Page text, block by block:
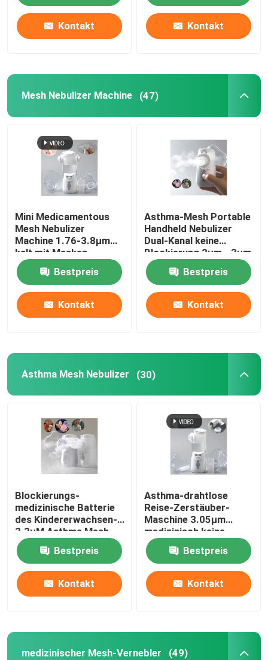
Husten-Inhalator-Maschine
Asthma-Inhalator-Zerstäuber
Pädiatrischer tragbarer Zerstäuber
Piezoelektrische keramische Diskette
Kinderzerstäuber-Maschine
Krankenhaus-Zerstäuber-Maschine
Kontakt Kontakt
Mesh Nebulizer Machine (47)
Mini Medicamentous
Mesh Nebulizer
Machine 1.76-3.8μm
kalt mit Masken-
Mundstück
Bestpreis
Kontakt
Asthma-Mesh Portable
Handheld Nebulizer
Dual-Kanal keine
Blockierung 2μm - 3μm
Bestpreis
Kontakt
Asthma Mesh Nebulizer (30)
Blockierungs-
medizinische Batterie
des Kindererwachsen-
3.3μM Asthma Mesh
Nebulizer Anti Broken
No
Bestpreis
Kontakt
Asthma-drahtlose
Reise-Zerstäuber-
Maschine 3.05μm
medizinisch keine
Blockierung für Kinder
Bestpreis
Kontakt
medizinischer Mesh-Vernebler (49)